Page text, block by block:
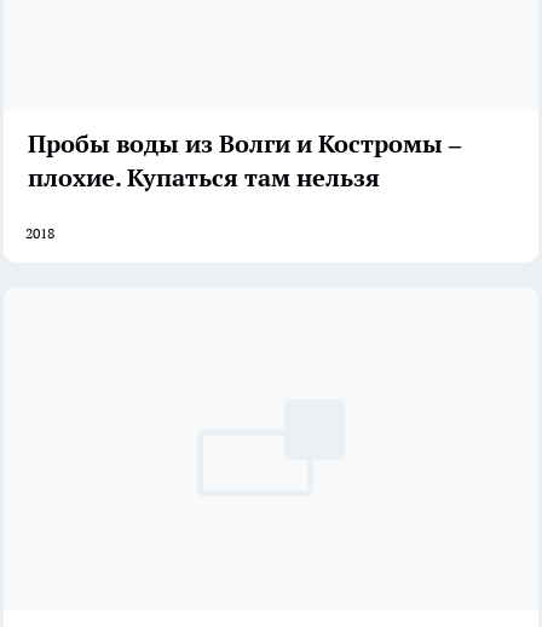
Пробы воды из Волги и Костромы –
плохие. Купаться там нельзя
2018